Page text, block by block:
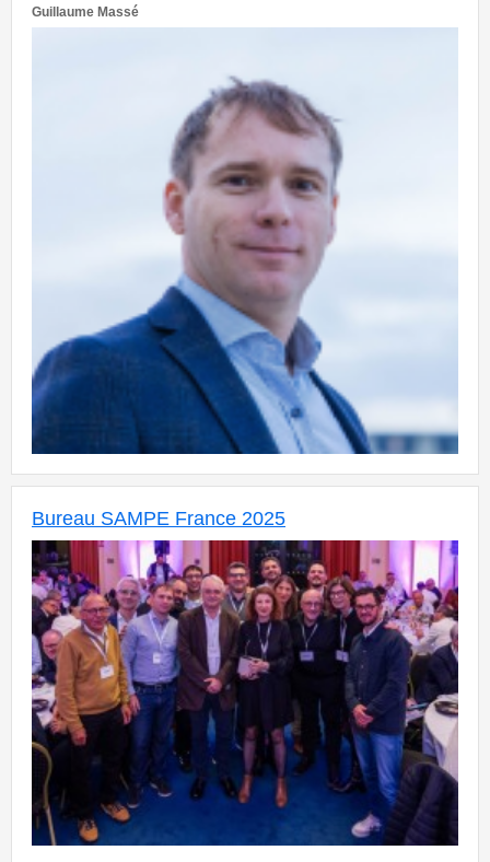
Guillaume Massé
Bureau SAMPE France 2025